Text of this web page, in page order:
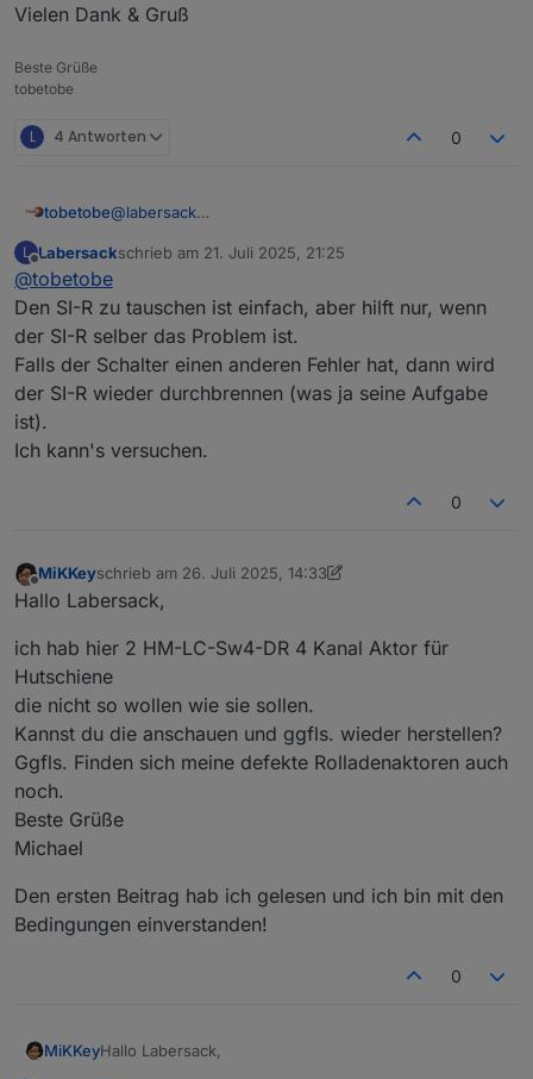
Vielen Dank & Gruß
Beste Grüße
tobetobe
L 4 Antworten 0
tobetobe@labersack
schön, dass es dein Angebot noch immer gibt. Ich
habe mittlerweile 4 Stück HM-LC-Sw1-FM mit
verschmortem Si-R und einen ebenfalls defekten
HM-LC-Sw2-FM (Fehler unbekannt) hier liegen. Ich
wollte mich zunächst selbst an einer Reparatur
versuchen, scheitere aber daran, eine Quelle für die
Si-R zu finden. Von daher hoffe ich auf dich...
Deinen ersten Post habe ich gelesen und bin mit den
Bedingungen einverstanden. Bitte schicke mir deine
Adresse per PN.
Vielen Dank & Gruß
L
Offline
Labersackschrieb am 21. Juli 2025, 21:25
zuletzt editiert von
@tobetobe
Den SI-R zu tauschen ist einfach, aber hilft nur, wenn
der SI-R selber das Problem ist.
Falls der Schalter einen anderen Fehler hat, dann wird
der SI-R wieder durchbrennen (was ja seine Aufgabe
ist).
Ich kann's versuchen.
0
Offline
MiKKeyschrieb am 26. Juli 2025, 14:33
zuletzt editiert von MiKKey
Hallo Labersack,
ich hab hier 2 HM-LC-Sw4-DR 4 Kanal Aktor für
Hutschiene
die nicht so wollen wie sie sollen.
Kannst du die anschauen und ggfls. wieder herstellen?
Ggfls. Finden sich meine defekte Rolladenaktoren auch
noch.
Beste Grüße
Michael
Den ersten Beitrag hab ich gelesen und ich bin mit den
Bedingungen einverstanden!
0
MiKKeyHallo Labersack,